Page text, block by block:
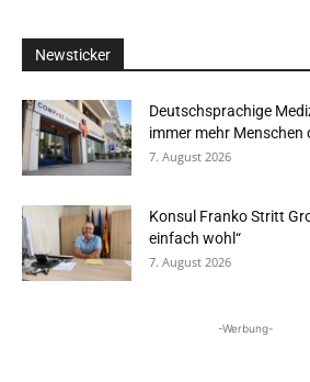
Newsticker
Deutschsprachige
immer mehr Menschen
7. August 2026
Konsul Franko Stritt
einfach wohl“
7. August 2026
-Werbung-